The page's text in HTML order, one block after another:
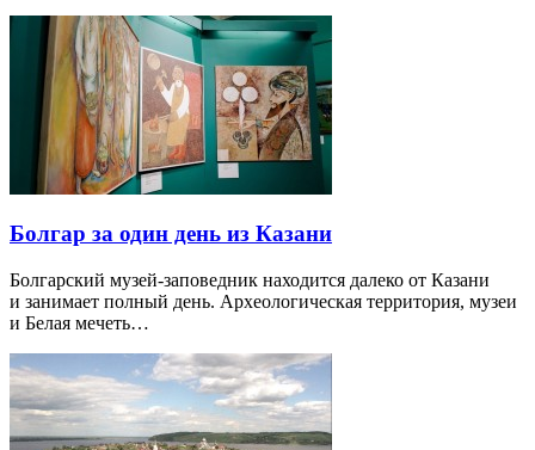
Болгар за один день из Казани
Болгарский музей-заповедник находится далеко от Казани
и занимает полный день. Археологическая территория, музеи
и Белая мечеть…